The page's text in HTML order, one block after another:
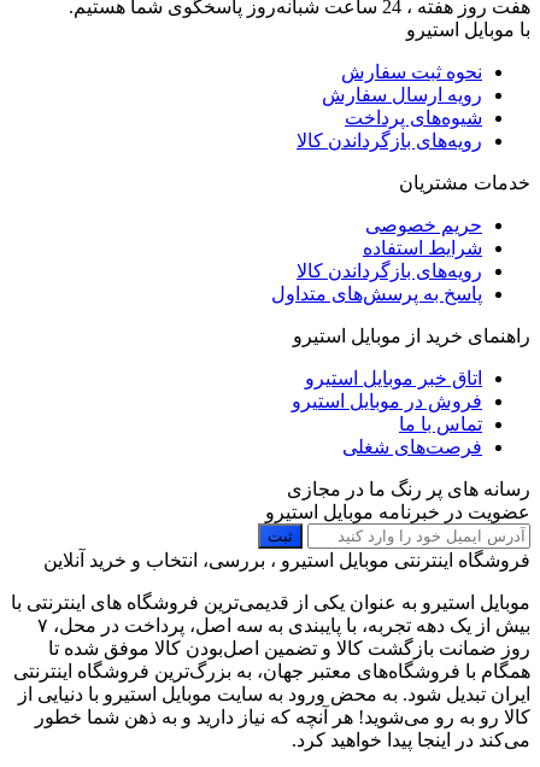
هفت روز هفته ، 24 ساعت شبانه‌روز پاسخگوی شما هستیم.
با موبایل استیرو
نحوه ثبت سفارش
رویه ارسال سفارش
شیوه‌های پرداخت
رویه‌های بازگرداندن کالا
خدمات مشتریان
حریم خصوصی
شرایط استفاده
رویه‌های بازگرداندن کالا
پاسخ به پرسش‌های متداول
راهنمای خرید از موبایل استیرو
اتاق خبر موبایل استیرو
فروش در موبایل استیرو
تماس با ما
فرصت‌های شغلی
رسانه های پر رنگ ما در مجازی
عضویت در خبرنامه موبایل استیرو
ثبت
فروشگاه اینترنتی موبایل استیرو ، بررسی، انتخاب و خرید آنلاین
موبایل استیرو به عنوان یکی از قدیمی‌ترین فروشگاه های اینترنتی با
بیش از یک دهه تجربه، با پایبندی به سه اصل، پرداخت در محل، ۷
روز ضمانت بازگشت کالا و تضمین اصل‌بودن کالا موفق شده تا
همگام با فروشگاه‌های معتبر جهان، به بزرگ‌ترین فروشگاه اینترنتی
ایران تبدیل شود. به محض ورود به سایت موبایل استیرو با دنیایی از
کالا رو به رو می‌شوید! هر آنچه که نیاز دارید و به ذهن شما خطور
می‌کند در اینجا پیدا خواهید کرد.